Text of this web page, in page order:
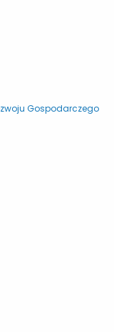
Gospodarczego